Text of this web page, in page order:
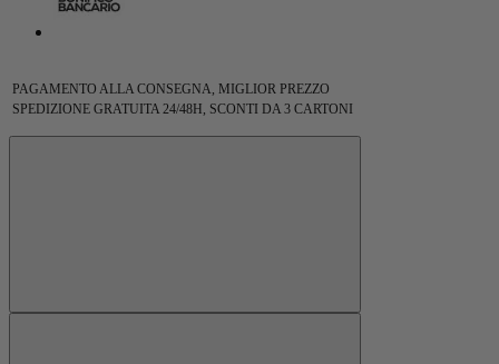
PAGAMENTO ALLA CONSEGNA, MIGLIOR PREZZO
SPEDIZIONE GRATUITA 24/48H, SCONTI DA 3 CARTONI